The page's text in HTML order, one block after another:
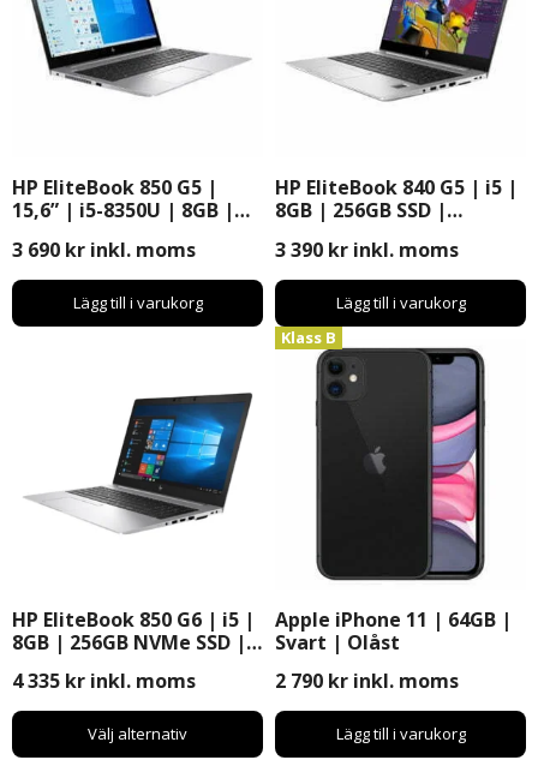
HP EliteBook 850 G5 |
15,6” | i5-8350U | 8GB |
Pro
3 690 kr inkl. moms
Lägg till i varukorg
HP EliteBook 840 G5 | i5 |
8GB | 256GB SSD |
3 390 kr inkl. moms
Lägg till i varukorg
HP EliteBook 850 G6 | i5 |
8GB | 256GB NVMe SSD |
4 335 kr inkl. moms
Välj alternativ
Apple iPhone 11 | 64GB |
Svart | Olåst
Klass B
2 790 kr inkl. moms
Lägg till i varukorg